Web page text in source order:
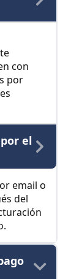
con
por
el
email o
del